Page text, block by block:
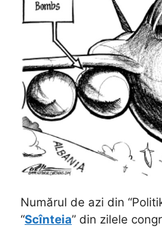
Numărul de azi din
“Scînteia” din zilele